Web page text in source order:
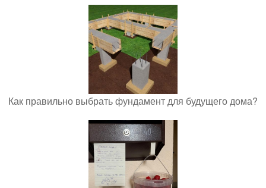
Как правильно выбрать фундамент для будущего дома?